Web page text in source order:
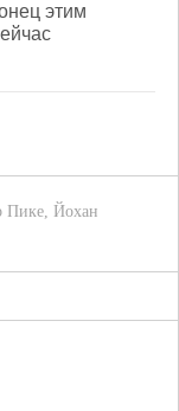
этим
Пике, Йохан